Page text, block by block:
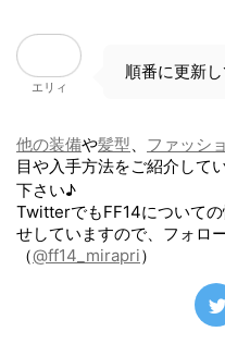
エリィ
順番に更新
他の装備や髪型、 ファッシ
目や入手方法をご紹介して
下さい♪
TwitterでもFF14について
せしていますので、フォロ
（@ff14_mirapri）